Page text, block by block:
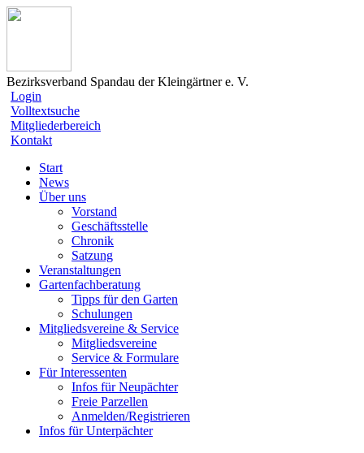
Bezirksverband Spandau der Kleingärtner e. V.
Login
Volltextsuche
Mitgliederbereich
Kontakt
Start
News
Über uns
Vorstand
Geschäftsstelle
Chronik
Satzung
Veranstaltungen
Gartenfachberatung
Tipps für den Garten
Schulungen
Mitgliedsvereine & Service
Mitgliedsvereine
Service & Formulare
Für Interessenten
Infos für Neupächter
Freie Parzellen
Anmelden/Registrieren
Infos für Unterpächter